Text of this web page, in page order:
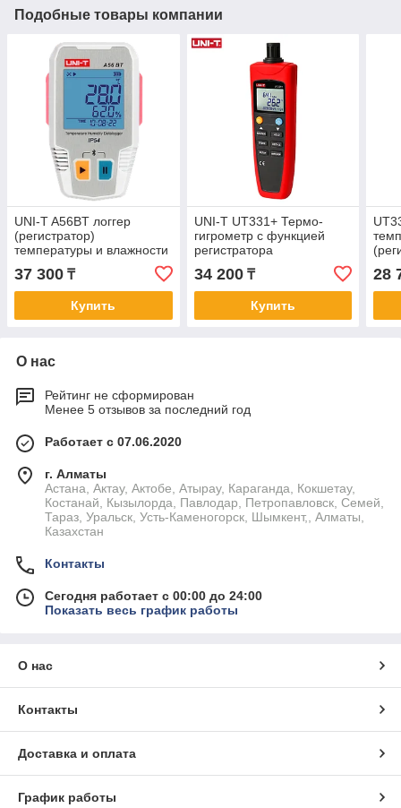
Подобные товары компании
UNI-T A56BT логгер
(регистратор)
температуры и влажности
37 300 ₸
Купить
UNI-T UT331+ Термо-
гигрометр с функцией
регистратора
34 200₸
Купить
28
О нас
Рейтинг не сформирован
Менее 5 отзывов за последний год
Работает с 07.06.2020
г. Алматы
Астана, Актау, Актобе, Атырау, Караганда, Кокшетау,
Костанай, Кызылорда, Павлодар, Петропавловск, Семей,
Тараз, Уральск, Усть-Каменогорск, Шымкент,, Алматы,
Казахстан
Контакты
Сегодня работает с 00:00 до 24:00
Показать весь график работы
О нас
Контакты
Доставка и оплата
График работы